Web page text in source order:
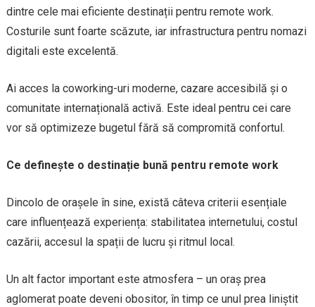
dintre cele mai eficiente destinații pentru remote work.
Costurile sunt foarte scăzute, iar infrastructura pentru nomazi
digitali este excelentă.
Ai acces la coworking-uri moderne, cazare accesibilă și o
comunitate internațională activă. Este ideal pentru cei care
vor să optimizeze bugetul fără să compromită confortul.
Ce definește o destinație bună pentru remote work
Dincolo de orașele în sine, există câteva criterii esențiale
care influențează experiența: stabilitatea internetului, costul
cazării, accesul la spații de lucru și ritmul local.
Un alt factor important este atmosfera – un oraș prea
aglomerat poate deveni obositor, în timp ce unul prea liniștit